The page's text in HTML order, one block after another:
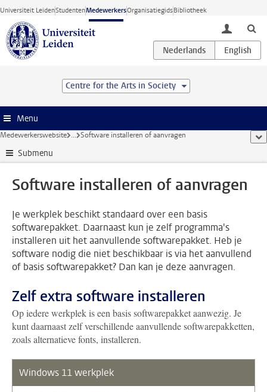
Ga direct naar de inhoud
Universiteit LeidenStudentenMedewerkersOrganisatiegidsBibliotheek
toggle
Centre for the Arts in Society
Menu
Medewerkerswebsite ... Software installeren of aanvragen
Submenu
Software installeren of aanvragen
Je werkplek beschikt standaard over een basis
softwarepakket. Daarnaast kun je zelf programma's
installeren uit het aanvullende softwarepakket. Heb je
software nodig die niet beschikbaar is via het aanvullend
of basis softwarepakket? Dan kan je deze aanvragen.
Zelf extra software installeren
Op iedere werkplek is een basis softwarepakket aanwezig. Je
kunt daarnaast zelf verschillende aanvullende softwarepakketten,
zoals alternatieve fonts, installeren.
Windows 11 werkplek